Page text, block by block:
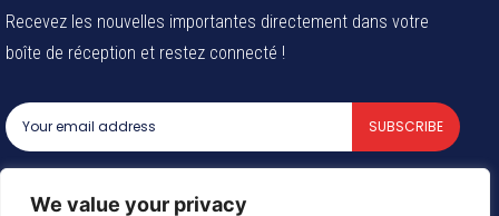
We value your privacy
Recevez les nouvelles importantes directement dans votre
boîte de réception et restez connecté !
SUBSCRIBE